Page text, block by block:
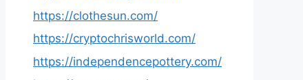
https://clothesun.com/
https://cryptochrisworld.com/
https://independencepottery.com/